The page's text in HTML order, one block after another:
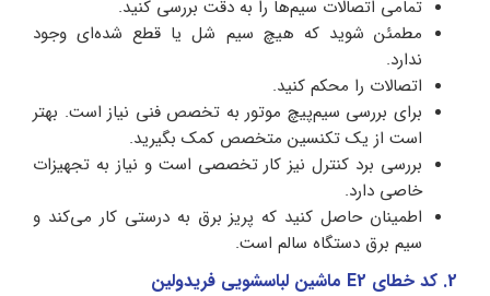
تمامی اتصالات سیم‌ها را به دقت بررسی کنید.
مطمئن شوید که هیچ سیم شل یا قطع شده‌ای وجود
ندارد.
اتصالات را محکم کنید.
برای بررسی سیم‌پیچ موتور به تخصص فنی نیاز است. بهتر
است از یک تکنسین متخصص کمک بگیرید.
بررسی برد کنترل نیز کار تخصصی است و نیاز به تجهیزات
خاصی دارد.
اطمینان حاصل کنید که پریز برق به درستی کار می‌کند و
سیم برق دستگاه سالم است.
2. کد خطای E2 ماشین لباسشویی فریدولین